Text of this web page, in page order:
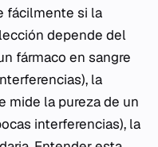
fácilmente si la
depende del
fármaco en sangre
la
mide la pureza de un
interferencias), la